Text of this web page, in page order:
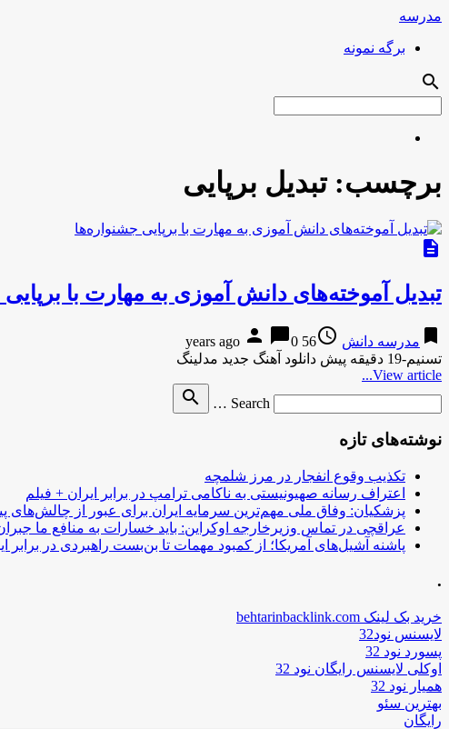
مدرسه
برگه نمونه
search
برچسب:تبدیل برپایی
description
تبدیل آموخته‌های دانش آموزی به مهارت با
bookmark مدرسه دانش access_time
56 years ago
person chat_bubble0
تسنیم-19 دقیقه پیش دانلود آهنگ جدید مدلینگ
View article...
Search …
search
نوشته‌های تازه
تکذیب وقوع انفجار در مرز شلمچه
اعتراف رسانه صهیونیستی به ناکامی ترامپ در برابر ایران + فیلم
پزشکیان: وفاق ملی مهم‌ترین سرمایه ایران برای عبور از
عراقچی در تماس وزیرخارجه اوکراین: باید خسارات به منافع ما
پاشنه آشیل‌های آمریکا؛ از کمبود مهمات تا بن‌بست راهبردی در برابر
.
خرید بک لینک behtarinbacklink.com
لایسنس نود32
پسورد نود 32
اوکلی لایسنس رایگان نود 32
همیار نود 32
بهترین سئو
رایگان